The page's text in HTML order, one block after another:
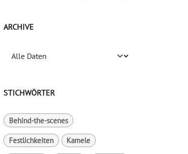
ARCHIVE
STICHWÖRTER
Behind-the-scenes
Festlichkeiten Kamele